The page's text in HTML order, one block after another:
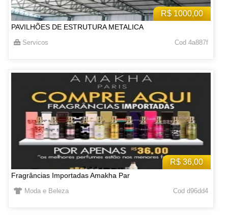
R$ 1000,00
PAVILHÕES DE ESTRUTURA METALICA
Servicos Cod 4a887f
R$ 36,00
Fragrâncias Importadas Amakha Par
Moda e Beleza Cod d96dd4